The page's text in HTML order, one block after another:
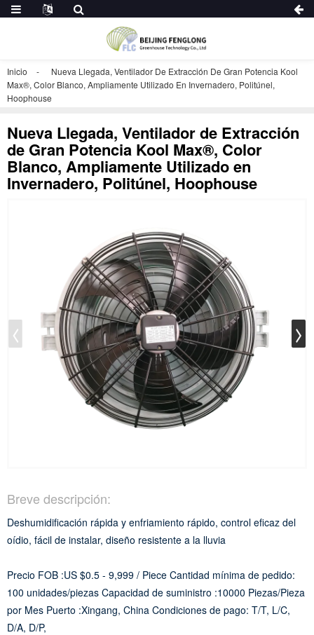
Inicio
Nueva Llegada, Ventilador De Extracción De Gran Potencia Kool
Max®, Color Blanco, Ampliamente Utilizado En Invernadero, Politúnel,
Hoophouse
Nueva Llegada, Ventilador de Extracción
de Gran Potencia Kool Max®, Color
Blanco, Ampliamente Utilizado en
Invernadero, Politúnel, Hoophouse
Breve descripción:
Deshumidificación rápida y enfriamiento rápido, control eficaz del
oídio, fácil de instalar, diseño resistente a la lluvia
Precio FOB :US $0.5 - 9,999 / Piece Cantidad mínima de pedido:
100 unidades/piezas Capacidad de suministro :10000 Piezas/Pieza
por Mes Puerto :Xingang, China Condiciones de pago: T/T, L/C,
D/A, D/P,